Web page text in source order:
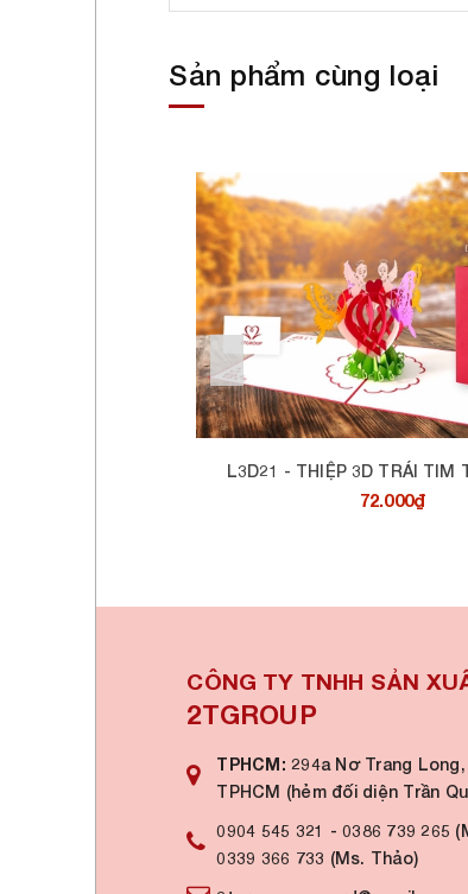
Sản phẩm cùng loại
L3D21 - THIỆP 3D TRÁI TIM
72.000₫
CÔNG TY TNHH SẢN
2TGROUP
TPHCM:294a Nơ Trang
TPHCM (hẻm đối diện Trần
0904 545 321 -0386 739 265
0339 366 733 (Ms. Thảo)